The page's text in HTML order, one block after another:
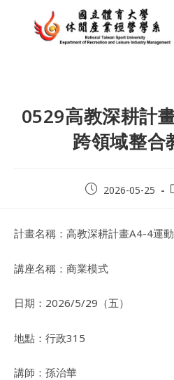
0529高教深耕計
跨領域整合
Post2026-05-25
計畫名稱：高教深耕計畫A4-4運
講座名稱：商業模式
日期：2026/5/29（五）
地點：行政315
講師：孫治華